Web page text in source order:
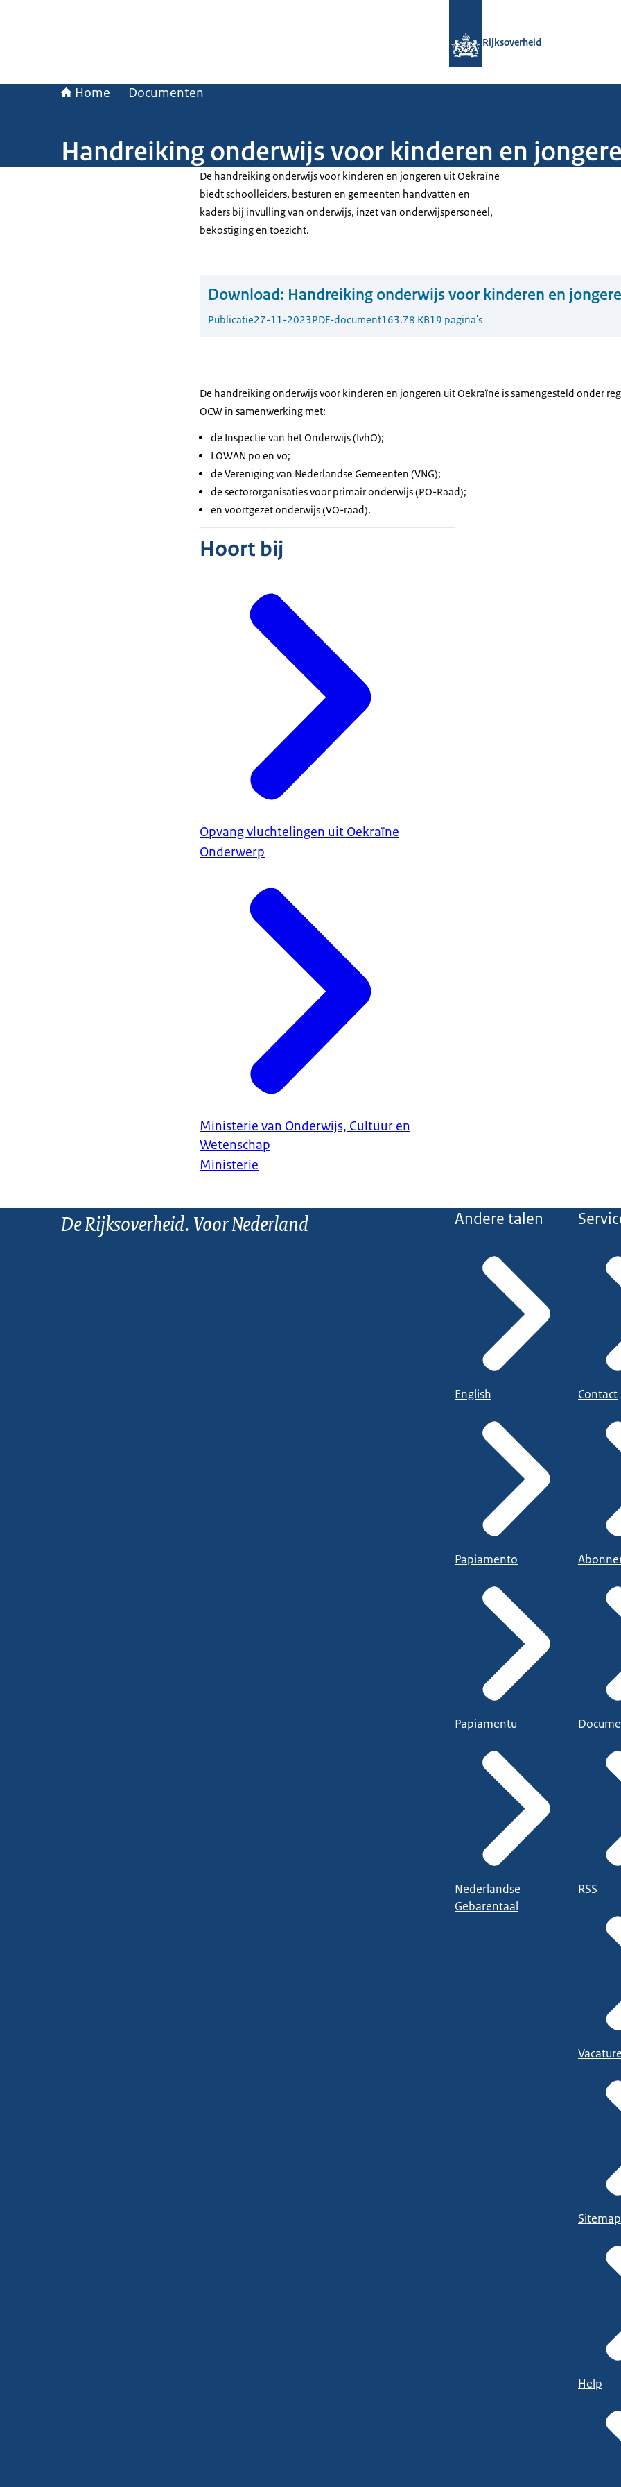
Rijksoverheid
Home Documenten
Handreiking onderwijs voor kinderen en
De handreiking onderwijs voor kinderen en jongeren uit Oekraïne
biedt schoolleiders, besturen en gemeenten handvatten en
kaders bij invulling van onderwijs, inzet van onderwijspersoneel,
bekostiging en toezicht.
Download: Handreiking onderwijs voor kinderen en
Publicatie27-11-2023PDF-document163.78 KB19 pagina's
De handreiking onderwijs voor kinderen en jongeren uit Oekraïne is samengesteld onder
OCW in samenwerking met:
de Inspectie van het Onderwijs (IvhO);
LOWAN po en vo;
de Vereniging van Nederlandse Gemeenten (VNG);
de sectororganisaties voor primair onderwijs (PO-Raad);
en voortgezet onderwijs (VO-raad).
Hoort bij
Opvang vluchtelingen uit Oekraïne
Onderwerp
Ministerie van Onderwijs, Cultuur en
Wetenschap
Ministerie
De Rijksoverheid. Voor Nederland Andere talen
English
Papiamento
Papiamentu
Nederlandse
Gebarentaal
Contact
RSS
Sitemap
Help